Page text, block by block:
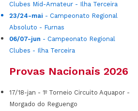
Clubes Mid-Amateur - Ilha Terceira
23/24-mai - Campeonato Regional
Absoluto - Furnas
06/07-jun - Campeonato Regional
Clubes - Ilha Terceira
Provas Nacionais 2026
17/18-jan - 1º Torneio Circuito Aquapor -
Morgado do Reguengo